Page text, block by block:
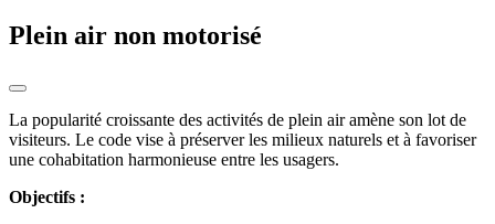
Plein air non motorisé
La popularité croissante des activités de plein air amène son lot de
visiteurs. Le code vise à préserver les milieux naturels et à favoriser
une cohabitation harmonieuse entre les usagers.
Objectifs :